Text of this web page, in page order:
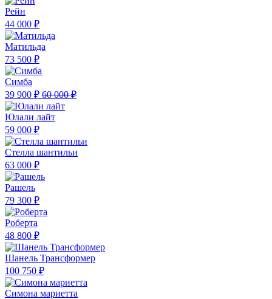
Рейн
44 000 ₽
Матильда
73 500 ₽
Симба
39 900 ₽ 60 000 ₽
Юлали лайт
59 000 ₽
Стелла шантильи
63 000 ₽
Рашель
79 300 ₽
Роберта
48 800 ₽
Шанель Трансформер
100 750 ₽
Симона мариетта